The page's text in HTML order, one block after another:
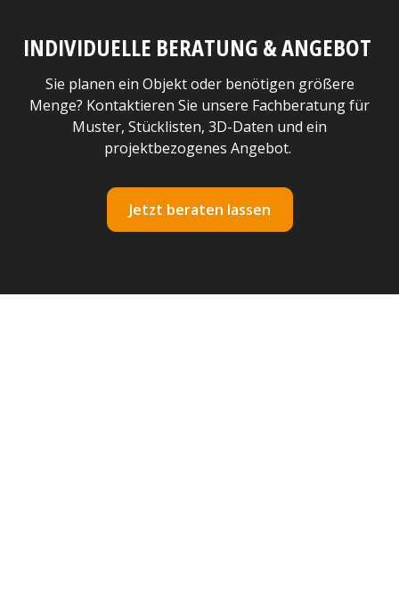
INDIVIDUELLE BERATUNG & ANGEBOT
Sie planen ein Objekt oder benötigen größere
Menge? Kontaktieren Sie unsere Fachberatung für
Muster, Stücklisten, 3D-Daten und ein
projektbezogenes Angebot.
Jetzt beraten lassen